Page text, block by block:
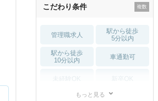
こだわり条件
管理職求人
駅から徒歩
5分以内
駅から徒歩
10分以内
車通勤可
もっと見る